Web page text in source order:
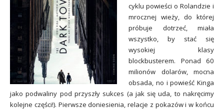
cyklu powieści o Rolandzie i
mrocznej wieży, do której
próbuje dotrzeć, miała
wszystko, by stać się
wysokiej klasy
blockbusterem. Ponad 60
milionów dolarów, mocna
obsada, no i powieść Kinga
jako podwaliny pod przyszły sukces (a jak się uda, to nakręcimy
kolejne części!). Pierwsze doniesienia, relacje z pokazów i w końcu